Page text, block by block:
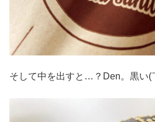
そして中を出すと…？Den。黒い(